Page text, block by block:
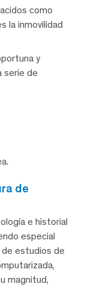
como
la inmovilidad
y
serie de
e historial
especial
de estudios de
magnitud,